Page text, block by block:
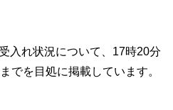
入れ状況について、17時20分
でを目処に掲載しています。